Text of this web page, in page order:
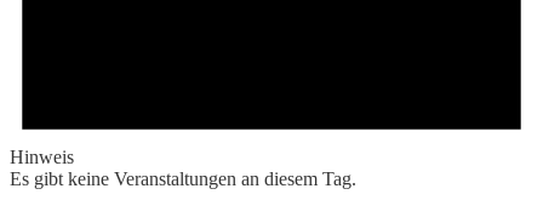
Hinweis
Es gibt keine Veranstaltungen an diesem Tag.